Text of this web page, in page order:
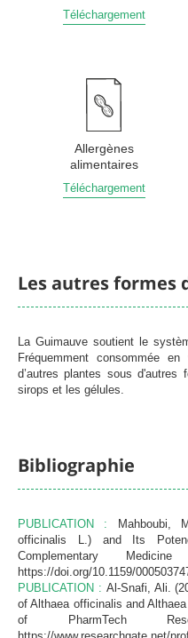
Téléchargement
Allergènes
alimentaires
Téléchargement
Les autres formes
La Guimauve soutient le
Fréquemment consommée
d’autres plantes sous d'autres
sirops et les gélules.
Bibliographie
PUBLICATION :
Mahboubi,
officinalis L.) and Its
Complementary
https://doi.org/10.1159/
PUBLICATION : Al-Snafi, Ali.
of Althaea officinalis and
of PharmTech